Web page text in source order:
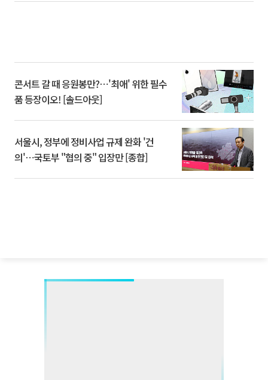
콘서트 갈 때 응원봉만?⋯'최애' 위한 필수
품 등장이오! [솔드아웃]
서울시, 정부에 정비사업 규제 완화 '건
의'⋯국토부 "협의 중" 입장만 [종합]